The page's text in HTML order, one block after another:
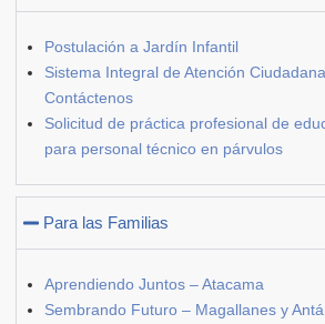
Postulación a Jardín Infantil
Sistema Integral de Atención
Contáctenos
Solicitud de práctica profesional de
para personal técnico en párvulos
Para las Familias
Aprendiendo Juntos – Atacama
Sembrando Futuro – Magallanes y